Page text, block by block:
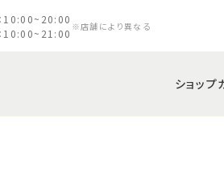
10:00~20:00
10:00~21:00 ※店舗により異なる
ショップ